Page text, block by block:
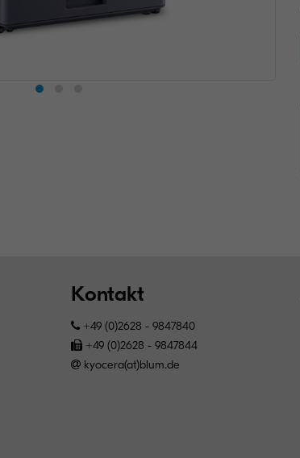
Kontakt
+49 (0)2628 - 9847840
+49 (0)2628 - 9847844
kyocera(at)blum.de